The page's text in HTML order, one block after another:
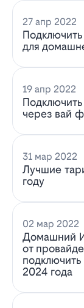
27 апр 2022
для
19 апр 2022
через вай
31 мар 2022
Лучшие
году
02 мар 2022
Домашний
от
2024 года